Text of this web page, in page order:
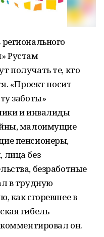
Рустам
получать те, кто
«Проект носит
заботы»
и инвалиды
малоимущие
пенсионеры,
без
безработные
в трудную
как сгоревшее в
гибель
он.